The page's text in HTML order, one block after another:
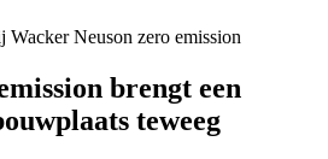
Neuson zero emission
brengt een
teweeg